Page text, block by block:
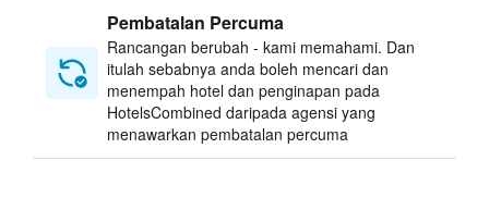
Pembatalan Percuma
Rancangan berubah - kami memahami. Dan
itulah sebabnya anda boleh mencari dan
menempah hotel dan penginapan pada
HotelsCombined daripada agensi yang
menawarkan pembatalan percuma